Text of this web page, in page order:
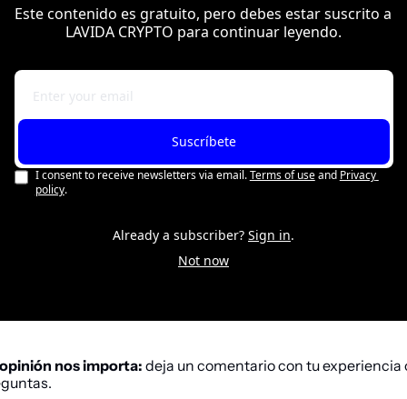
Este contenido es gratuito, pero debes estar suscrito a
LAVIDA CRYPTO para continuar leyendo.
Suscríbete
I consent to receive newsletters via email.Terms of useand Privacy
policy.
Already a subscriber? Sign in.
Not now
nos importa: deja un comentario con tu experiencia